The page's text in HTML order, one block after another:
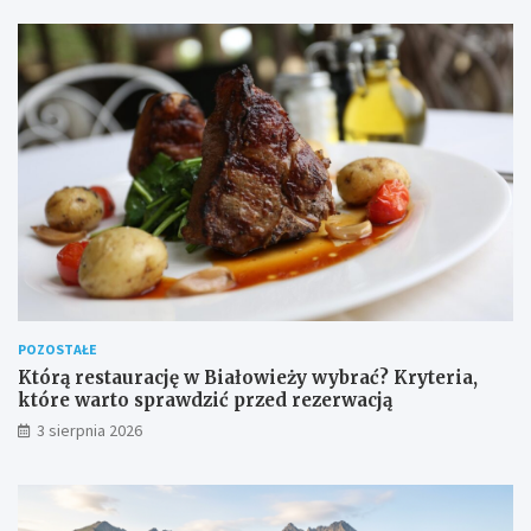
POZOSTAŁE
Którą restaurację w Białowieży wybrać? Kryteria,
które warto sprawdzić przed rezerwacją
3 sierpnia 2026